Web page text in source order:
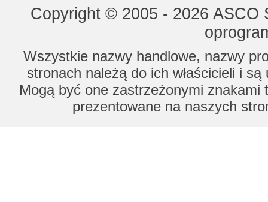
Copyright © 2005 - 2026
Wszystkie nazwy handlowe, nazwy
stronach należą do ich właścicieli i
Mogą być one zastrzeżonymi znakami
prezentowane na naszych